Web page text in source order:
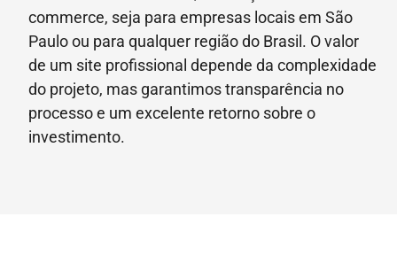
commerce, seja para empresas locais em São
Paulo ou para qualquer região do Brasil. O valor
de um site profissional depende da complexidade
do projeto, mas garantimos transparência no
processo e um excelente retorno sobre o
investimento.